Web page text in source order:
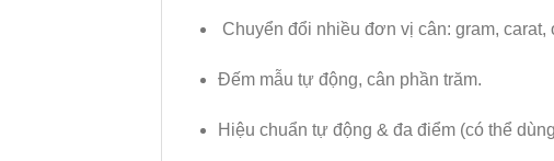
Chuyển đổi nhiều đơn vị cân: gram, carat,
Đếm mẫu tự động, cân phần trăm.
Hiệu chuẩn tự động & đa điểm (có thể